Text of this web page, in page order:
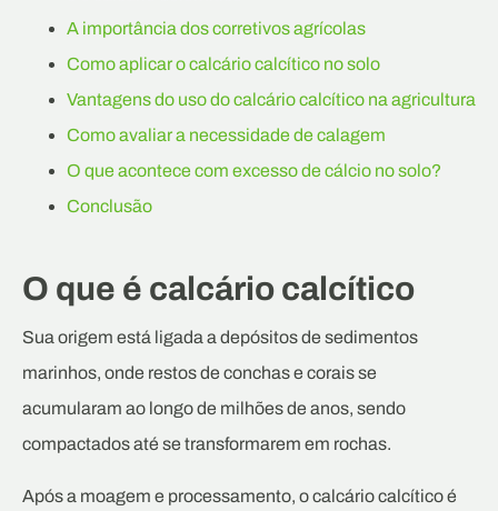
A importância dos corretivos agrícolas
Como aplicar o calcário calcítico no solo
Vantagens do uso do calcário calcítico na agricultura
Como avaliar a necessidade de calagem
O que acontece com excesso de cálcio no solo?
Conclusão
O que é calcário calcítico
Sua origem está ligada a depósitos de sedimentos
marinhos, onde restos de conchas e corais se
acumularam ao longo de milhões de anos, sendo
compactados até se transformarem em rochas.
Após a moagem e processamento, o calcário calcítico é